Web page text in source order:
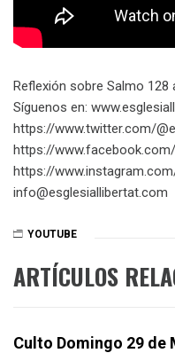
Reflexión sobre Salmo
Síguenos en:
https://www.twitter.com/
https://
https://
info@esglesiallibertat.com
YOUTUBE
ARTÍCULOS
Culto Domingo 29 de